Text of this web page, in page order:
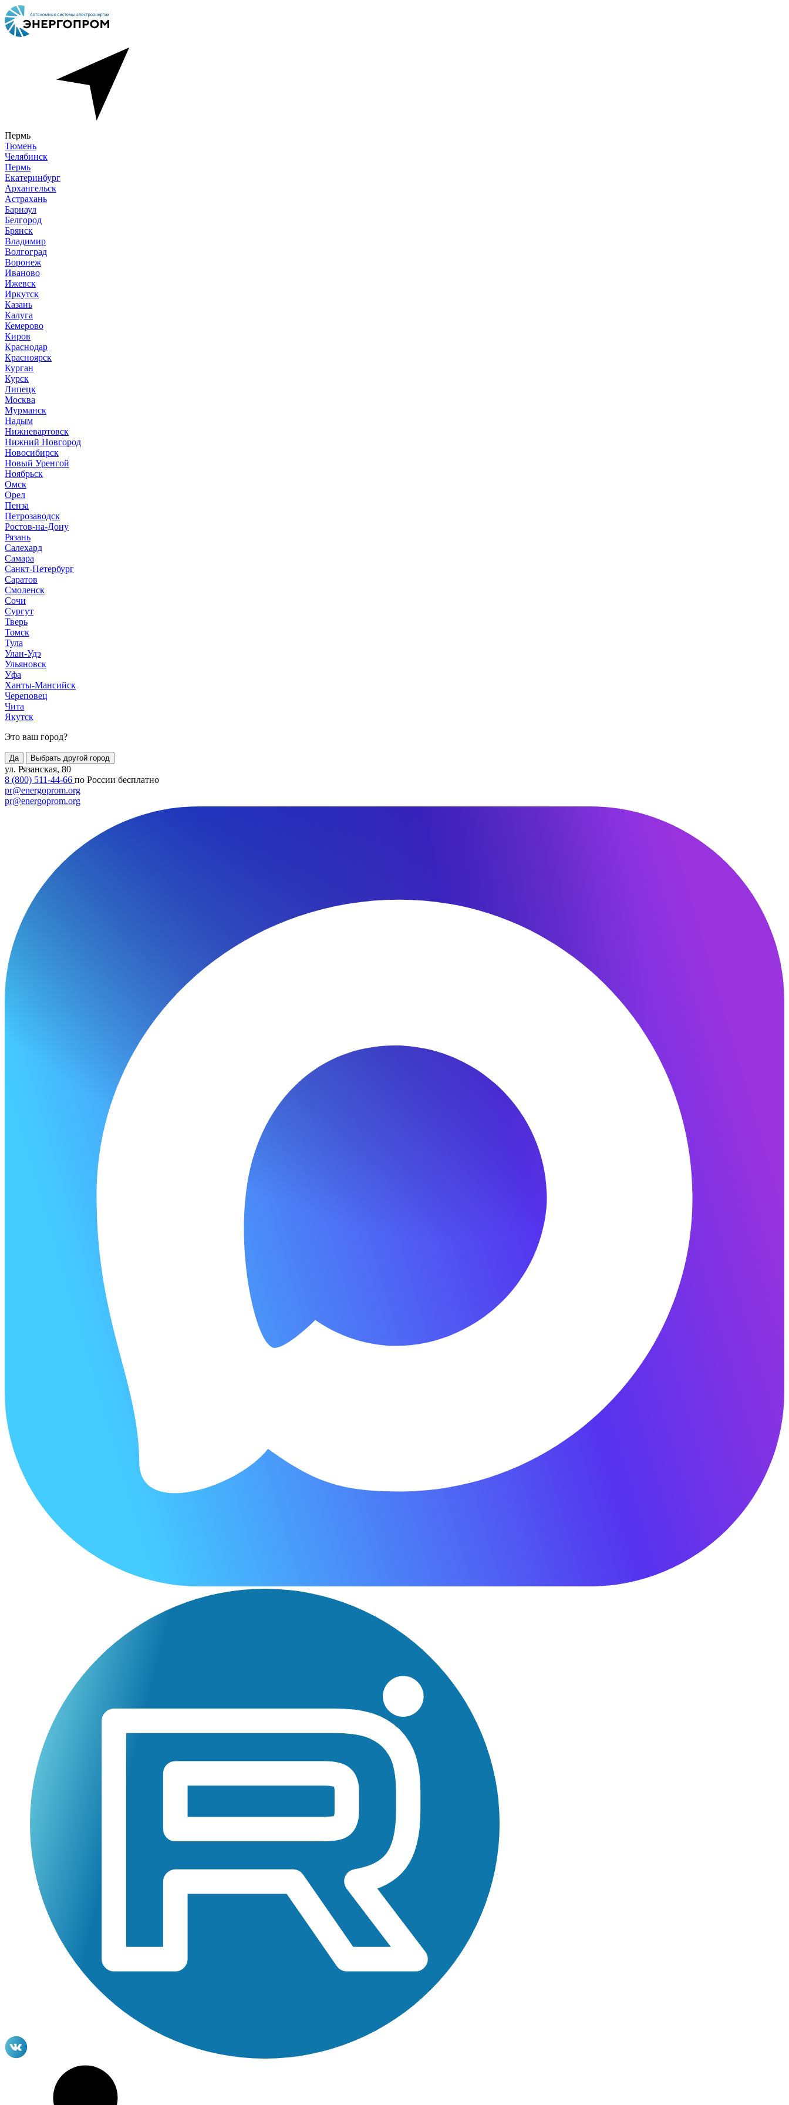
Пермь
Тюмень
Челябинск
Пермь
Екатеринбург
Архангельск
Астрахань
Барнаул
Белгород
Брянск
Владимир
Волгоград
Воронеж
Иваново
Ижевск
Иркутск
Казань
Калуга
Кемерово
Киров
Краснодар
Красноярск
Курган
Курск
Липецк
Москва
Мурманск
Надым
Нижневартовск
Нижний Новгород
Новосибирск
Новый Уренгой
Ноябрьск
Омск
Орел
Пенза
Петрозаводск
Ростов-на-Дону
Рязань
Салехард
Самара
Санкт-Петербург
Саратов
Смоленск
Сочи
Сургут
Тверь
Томск
Тула
Улан-Удэ
Ульяновск
Уфа
Ханты-Мансийск
Череповец
Чита
Якутск
Это ваш город?
Да Выбрать другой город
ул. Рязанская, 80
8 (800) 511-44-66 по России бесплатно
pr@energoprom.org
pr@energoprom.org